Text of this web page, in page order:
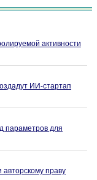
активности
ИИ-стартап
параметров для
праву